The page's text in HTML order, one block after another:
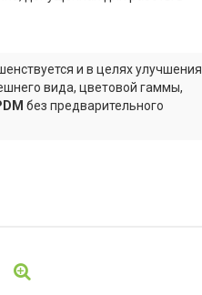
и в целях улучшения
вида, цветовой гаммы,
без предварительного